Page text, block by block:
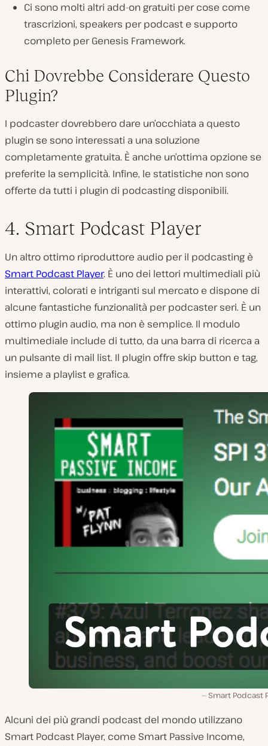
Ci sono molti altri add-on gratuiti per cose come
trascrizioni, speakers per podcast e supporto
completo per Genesis Framework.
Chi Dovrebbe Considerare Questo
Plugin?
I podcaster dovrebbero dare un’occhiata a questo
plugin se sono interessati a una soluzione
completamente gratuita. È anche un’ottima opzione se
preferite la semplicità. Infine, le statistiche non sono
offerte da tutti i plugin di podcasting disponibili.
4. Smart Podcast Player
Un altro ottimo riproduttore audio per il podcasting è
Smart Podcast Player. È uno dei lettori multimediali più
interattivi, colorati e intriganti sul mercato e dispone di
alcune fantastiche funzionalità per podcaster seri. È un
ottimo plugin audio, ma non è semplice. Il modulo
multimediale include di tutto, da una barra di ricerca a
un pulsante di mail list. Il plugin offre skip button e tag,
insieme a playlist e grafica.
Smart Podcast
Alcuni dei più grandi podcast del mondo utilizzano
Smart Podcast Player, come Smart Passive Income,